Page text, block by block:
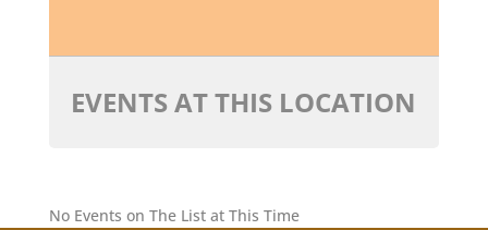
EVENTS AT THIS LOCATION
No Events on The List at This Time